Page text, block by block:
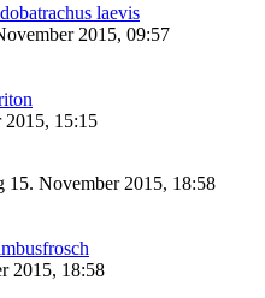
laevis
2015, 09:57
2015, 15:15
15. November 2015, 18:58
2015, 18:58